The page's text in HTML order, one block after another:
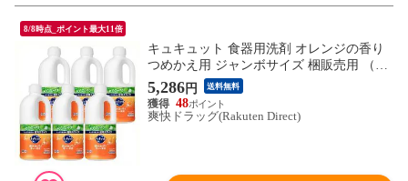
8/8時点_ポイント最大11倍
キュキュット 食器用洗剤 オレンジの香り
つめかえ用 ジャンボサイズ 梱販売用 （１
２５０ｍｌ＊６本入）
5,286円 送料無料
48
爽快ドラッグ(Rakuten Direct)